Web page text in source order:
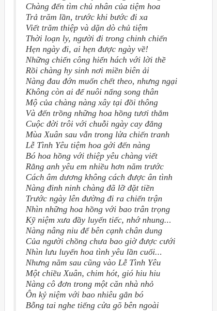
Chàng đến tìm chủ nhân của tiệm hoa
Trả trăm lần, trước khi bước đi xa
Viết trăm thiệp và dặn dò chủ tiệm
Thời loạn ly, người đi trong chinh chiến
Hẹn ngày đi, ai hẹn được ngày về!
Những chiến công hiển hách với lời thề
Rồi chàng hy sinh nơi miền biên ải
Nàng đau đớn muốn chết theo, nhưng ngại
Không còn ai để nuôi nấng song thân
Mộ của chàng nàng xây tại đồi thông
Và đến trồng những hoa hồng tươi thắm
Cuộc đời trôi với chuỗi ngày cay đắng
Mùa Xuân sau vẫn trong lửa chiến tranh
Lễ Tình Yêu tiệm hoa gởi đến nàng
Bó hoa hồng với thiệp yêu chàng viết
Rằng anh yêu em nhiều hơn năm trước
Cách âm dương không cách được ân tình
Nàng đinh ninh chàng đã lỡ đặt tiền
Trước ngày lên đường đi ra chiến trận
Nhìn những hoa hồng với bao trân trọng
Kỹ niệm xưa đầy luyến tiếc, nhớ nhung...
Nàng nâng niu để bên cạnh chân dung
Của người chồng chưa bao giờ được cưới
Nhìn lưu luyến hoa tình yêu lần cuối...
Nhưng năm sau cũng vào Lễ Tình Yêu
Một chiều Xuân, chim hót, gió hiu hiu
Nàng cô đơn trong một căn nhà nhỏ
Ôn kỷ niệm với bao nhiêu gắn bó
Bỗng tai nghe tiếng cửa gõ bên ngoài